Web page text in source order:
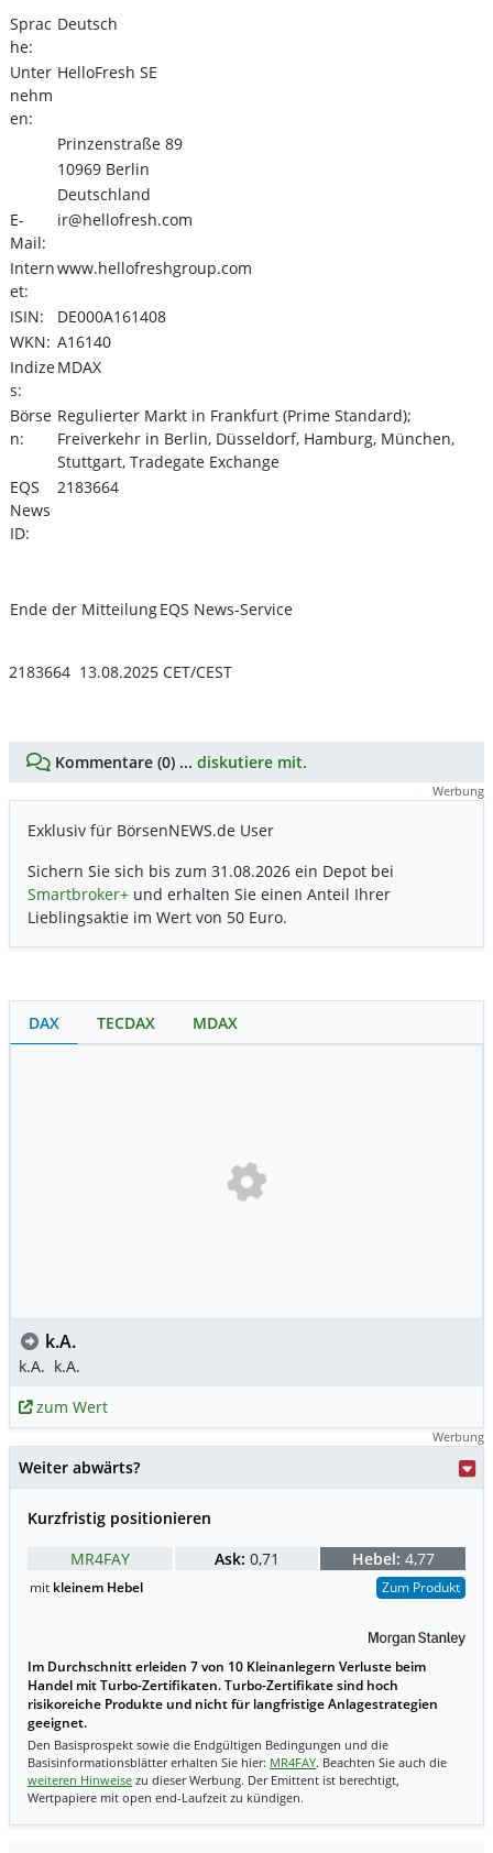
Sprac
he:
Deutsch
Unter
nehm
en:
HelloFresh SE
Prinzenstraße 89
10969 Berlin
Deutschland
E-
Mail:
ir@hellofresh.com
Intern
et:
www.hellofreshgroup.com
ISIN:
DE000A161408
WKN: A16140
Indize
s:
MDAX
Börse
n:
Regulierter Markt in Frankfurt (Prime Standard);
Freiverkehr in Berlin, Düsseldorf, Hamburg, München,
Stuttgart, Tradegate Exchange
EQS
News
ID:
2183664
Ende der MitteilungEQS News-Service
2183664 13.08.2025 CET/CEST
Kommentare (0) ... diskutiere mit.
Werbung
Exklusiv für BörsenNEWS.de User
Sichern Sie sich bis zum 31.08.2026 ein Depot bei
Smartbroker+ und erhalten Sie einen Anteil Ihrer
Lieblingsaktie im Wert von 50 Euro.
DAX TECDAX MDAX
k.A.
k.A. k.A.
zum Wert
Werbung
Weiter abwärts?
Kurzfristig positionieren
MR4FAY
Ask: 0,71 Hebel: 4,77
mit kleinem Hebel Zum Produkt
Im Durchschnitt erleiden 7 von 10 Kleinanlegern Verluste beim
Handel mit Turbo-Zertifikaten. Turbo-Zertifikate sind hoch
risikoreiche Produkte und nicht für langfristige Anlagestrategien
geeignet.
Den Basisprospekt sowie die Endgültigen Bedingungen und die
Basisinformationsblätter erhalten Sie hier: MR4FAY. Beachten Sie auch die
weiteren Hinweise zu dieser Werbung. Der Emittent ist berechtigt,
Wertpapiere mit open end-Laufzeit zu kündigen.